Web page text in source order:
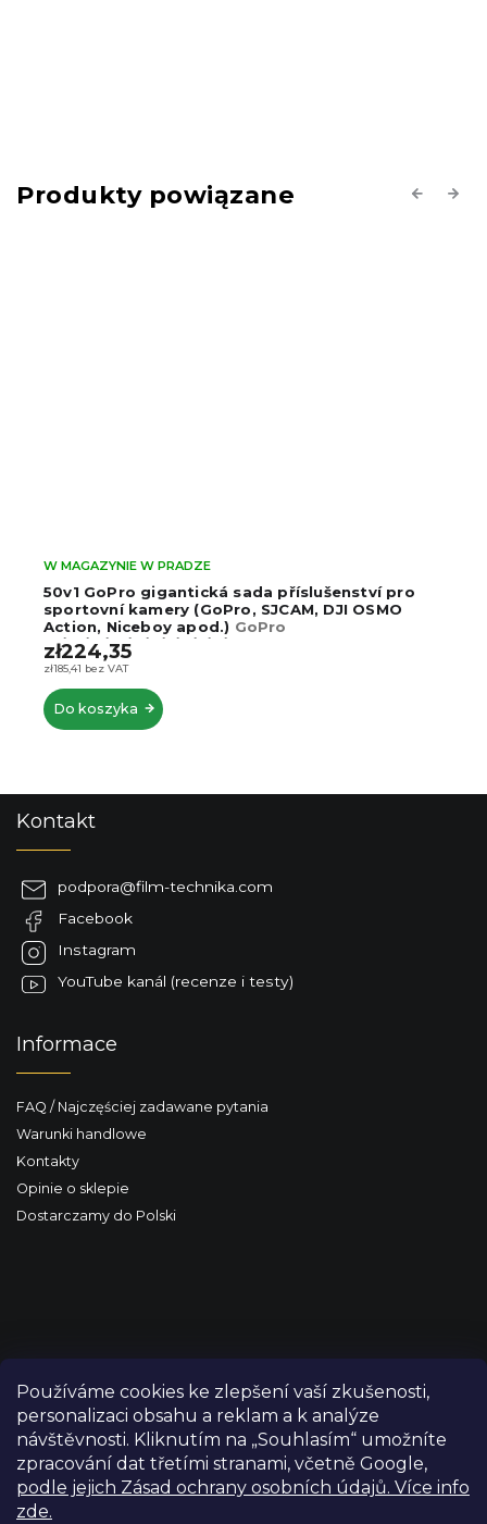
Používáme cookies ke zlepšení vaší zkušenosti,
personalizaci obsahu a reklam a k analýze
návštěvnosti. Kliknutím na „Souhlasím“ umožníte
zpracování dat třetími stranami, včetně Google,
podle jejich Zásad ochrany osobních údajů. Více info
zde.
Produkty powiązane Previous
Wkładki przeciwmgielne do kamer sportowych
(12 szt.) - wkładki do wodoszczelnej obudowy
GoPro
W MAGAZYNIE W PRADZE
–84 % zł43,30
zł6,78
Do koszyka
Next
Kontakt
podpora@film-technika.com
Facebook
Instagram
YouTube kanál (recenze i testy)
Informace
FAQ / Najczęściej zadawane pytania
Warunki handlowe
Kontakty
Opinie o sklepie
Dostarczamy do Polski